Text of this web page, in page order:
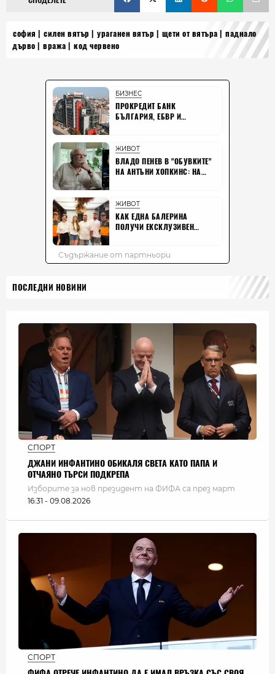
софия силен вятър ураганен вятър щети от вятъра
паднало
дърво
вража код червено
ПОСЛЕДНИ НОВИНИ
СПОРТ
ДЖАНИ ИНФАНТИНО ОБИКАЛЯ СВЕТА КАТО ПАПА И
ОТЧАЯНО ТЪРСИ ПОДКРЕПА
Изборите за нов президент на ФИФА са през март
16:31 - 09.08.2026
СПОРТ